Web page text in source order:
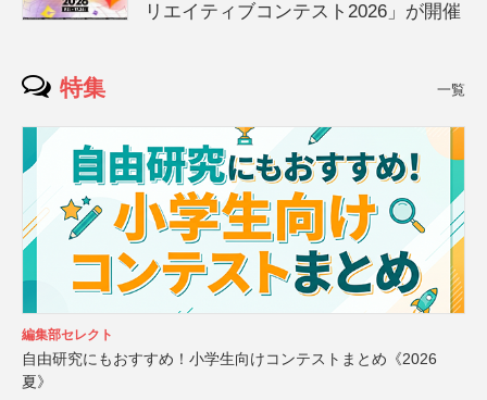
リエイティブコンテスト2026」が開催
特集 一覧
編集部セレクト
自由研究にもおすすめ！小学生向けコンテストまとめ《2026
夏》